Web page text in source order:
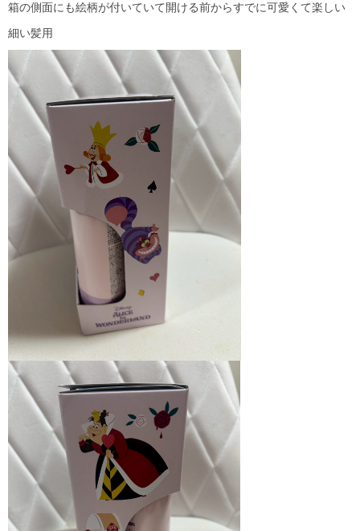
箱の側面にも絵柄が付いていて開ける前からすでに可愛くて楽しい
細い髪用